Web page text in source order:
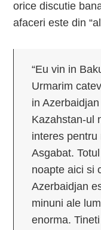
orice discutie
afaceri este din
“Eu vin in
Urmarim
in
Kazahstan-ul
interes pentru
Asgabat.
noapte aici si
Azerbaidjan
minuni ale
enorma.